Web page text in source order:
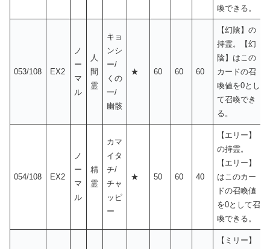
喚できる。
053/108 EX2
ノ
ー
マ
ル
人
間
霊
キョ
ンシ
ー/
くの
一/
幽骸
★ 60 60 60
【幻陰】の
持霊。【幻
陰】はこの
カードの召
喚値を0とし
て召喚でき
る。
054/108 EX2
ノ
ー
マ
ル
精
霊
カマ
イタ
チ/
チャ
ッピ
ー
★ 50 60 40
【エリー】
の持霊。
【エリー】
はこのカー
ドの召喚値
を0として召
喚できる。
【ミリー】